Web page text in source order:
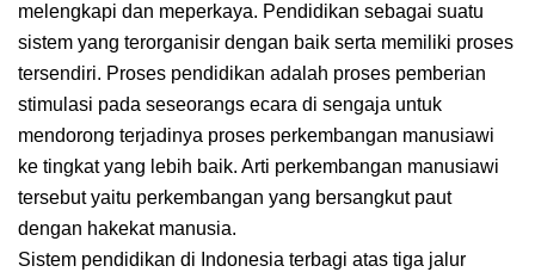
melengkapi dan meperkaya. Pendidikan sebagai suatu
sistem yang terorganisir dengan baik serta memiliki proses
tersendiri. Proses pendidikan adalah proses pemberian
stimulasi pada seseorangs ecara di sengaja untuk
mendorong terjadinya proses perkembangan manusiawi
ke tingkat yang lebih baik. Arti perkembangan manusiawi
tersebut yaitu perkembangan yang bersangkut paut
dengan hakekat manusia.
Sistem pendidikan di Indonesia terbagi atas tiga jalur